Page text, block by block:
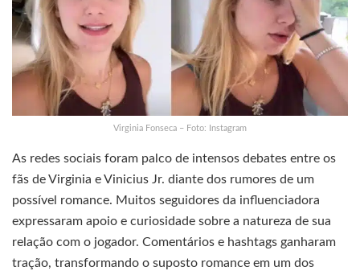
Virginia Fonseca – Foto: Instagram
As redes sociais foram palco de intensos debates entre os
fãs de Virginia e Vinicius Jr. diante dos rumores de um
possível romance. Muitos seguidores da influenciadora
expressaram apoio e curiosidade sobre a natureza de sua
relação com o jogador. Comentários e hashtags ganharam
tração, transformando o suposto romance em um dos